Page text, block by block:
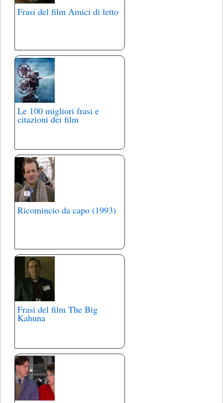
Frasi del film Amici di letto
Le 100 migliori frasi e
citazioni dei film
Ricomincio da capo (1993)
Frasi del film The Big
Kahuna